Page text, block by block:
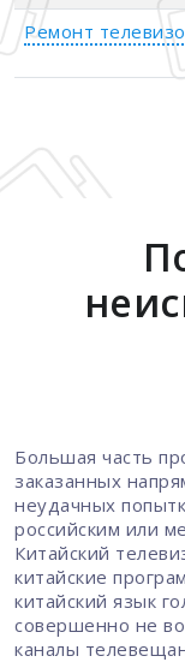
Ремонт
Большая часть
заказанных
неудачных
российским или
Китайский
китайские
китайский язык
совершенно не
каналы